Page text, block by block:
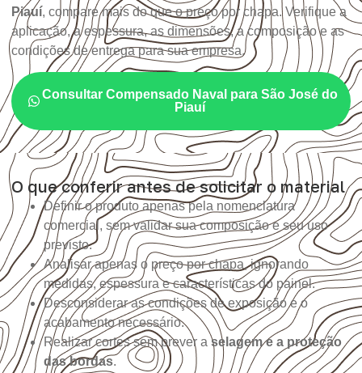
Piauí, compare mais do que o preço por chapa. Verifique a
aplicação, a espessura, as dimensões, a composição e as
condições de entrega para sua empresa.
Consultar Compensado Naval para São José do
Piauí
O que conferir antes de solicitar o material
Definir o produto apenas pela nomenclatura
comercial, sem validar sua composição e seu uso
previsto.
Analisar apenas o preço por chapa, ignorando
medidas, espessura e características do painel.
Desconsiderar as condições de exposição e o
acabamento necessário.
Realizar cortes sem prever a selagem e a proteção
das bordas.